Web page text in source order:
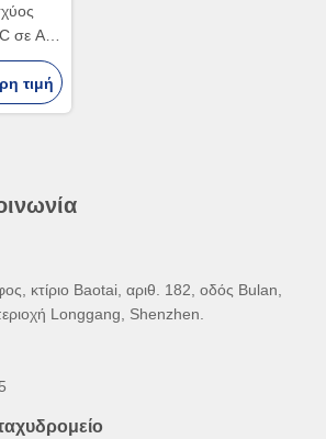
σε AC
και
τιμή
κτίριο Baotai, αριθ. 182, οδός Bulan,
Longgang, Shenzhen.